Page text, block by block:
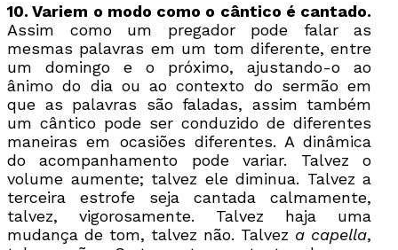
10. Variem o modo como o cântico é cantado.
Assim como um pregador pode falar as
mesmas palavras em um tom diferente, entre
um domingo e o próximo, ajustando-o ao
ânimo do dia ou ao contexto do sermão em
que as palavras são faladas, assim também
um cântico pode ser conduzido de diferentes
maneiras em ocasiões diferentes. A dinâmica
do acompanhamento pode variar. Talvez o
volume aumente; talvez ele diminua. Talvez a
terceira estrofe seja cantada calmamente,
talvez, vigorosamente. Talvez haja uma
mudança de tom, talvez não. Talvez a capella,